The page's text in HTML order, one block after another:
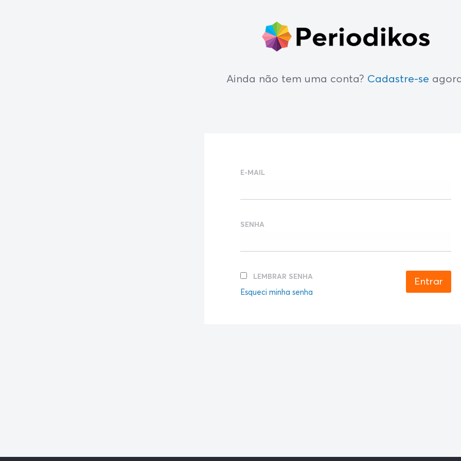
Ainda não tem uma conta? Cadastre-se
E-MAIL
SENHA
LEMBRAR SENHA
Esqueci minha senha